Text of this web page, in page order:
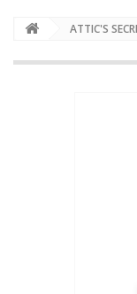
ATTIC'S